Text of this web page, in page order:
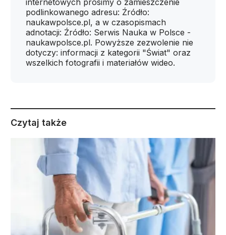
internetowych prosimy o zamieszczenie
podlinkowanego adresu: Źródło:
naukawpolsce.pl, a w czasopismach
adnotacji: Źródło: Serwis Nauka w Polsce -
naukawpolsce.pl. Powyższe zezwolenie nie
dotyczy: informacji z kategorii "Świat" oraz
wszelkich fotografii i materiałów wideo.
Czytaj także